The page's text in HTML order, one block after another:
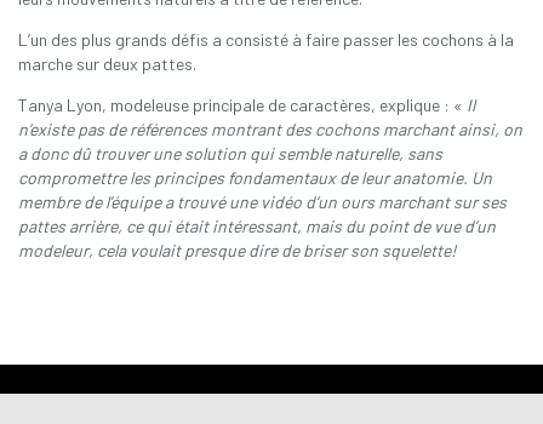
L’un des plus grands défis a consisté à faire passer les cochons à la
marche sur deux pattes.
Tanya Lyon, modeleuse principale de caractères, explique : « Il
n’existe pas de références montrant des cochons marchant ainsi, on
a donc dû trouver une solution qui semble naturelle, sans
compromettre les principes fondamentaux de leur anatomie. Un
membre de l’équipe a trouvé une vidéo d’un ours marchant sur ses
pattes arrière, ce qui était intéressant, mais du point de vue d’un
modeleur, cela voulait presque dire de briser son squelette!